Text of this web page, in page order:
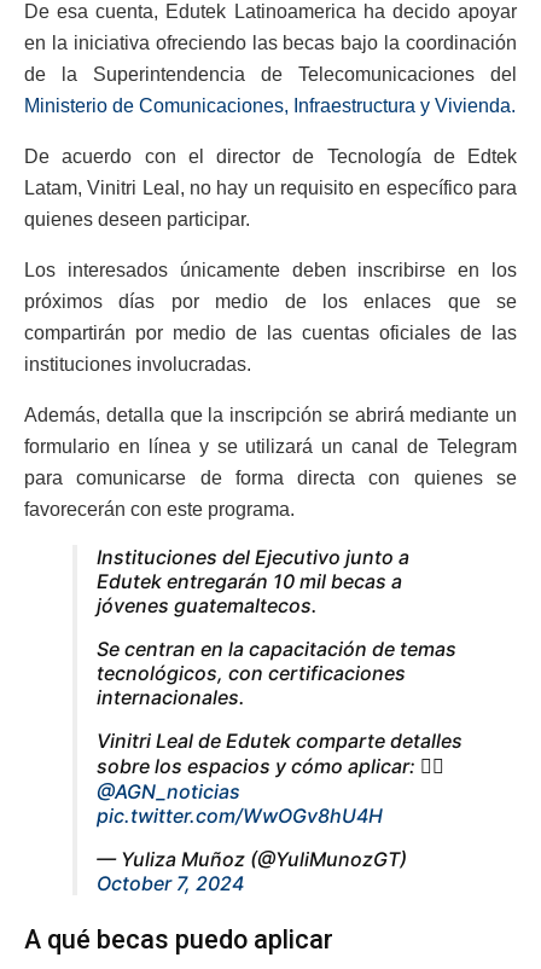
De esa cuenta, Edutek Latinoamerica ha decido apoyar
en la iniciativa ofreciendo las becas bajo la coordinación
de la Superintendencia de Telecomunicaciones del
Ministerio de Comunicaciones, Infraestructura y Vivienda.
De acuerdo con el director de Tecnología de Edtek
Latam, Vinitri Leal, no hay un requisito en específico para
quienes deseen participar.
Los interesados únicamente deben inscribirse en los
próximos días por medio de los enlaces que se
compartirán por medio de las cuentas oficiales de las
instituciones involucradas.
Además, detalla que la inscripción se abrirá mediante un
formulario en línea y se utilizará un canal de Telegram
para comunicarse de forma directa con quienes se
favorecerán con este programa.
Instituciones del Ejecutivo junto a
Edutek entregarán 10 mil becas a
jóvenes guatemaltecos.
Se centran en la capacitación de temas
tecnológicos, con certificaciones
internacionales.
Vinitri Leal de Edutek comparte detalles
sobre los espacios y cómo aplicar: 👇🏼
@AGN_noticias
pic.twitter.com/WwOGv8hU4H
— Yuliza Muñoz (@YuliMunozGT)
October 7, 2024
A qué becas puedo aplicar